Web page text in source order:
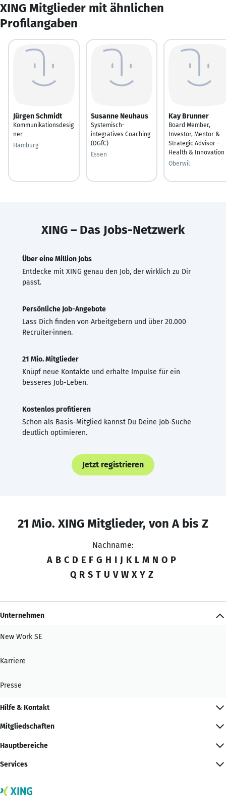
XING Mitglieder mit ähnlichen
Profilangaben
Jürgen Schmidt
Kommunikationsdesig
ner
Hamburg
Susanne Neuhaus
Systemisch-
integratives Coaching
(DGfC)
Essen
Kay Brunner
Board Member,
Investor, Mentor &
Strategic Advisor -
Health & Innovation
Oberwil
XING – Das Jobs-Netzwerk
Über eine Million Jobs
Entdecke mit XING genau den Job, der wirklich zu Dir
passt.
Persönliche Job-Angebote
Lass Dich finden von Arbeitgebern und über 20.000
Recruiter·innen.
21 Mio. Mitglieder
Knüpf neue Kontakte und erhalte Impulse für ein
besseres Job-Leben.
Kostenlos profitieren
Schon als Basis-Mitglied kannst Du Deine Job-Suche
deutlich optimieren.
Jetzt registrieren
21 Mio. XING Mitglieder, von A bis Z
Nachname:
A B C D E F G H I J K L M N O P
Q R S T U V W X Y Z
Unternehmen
New Work SE
Karriere
Presse
Hilfe & Kontakt
Mitgliedschaften
Hauptbereiche
Services